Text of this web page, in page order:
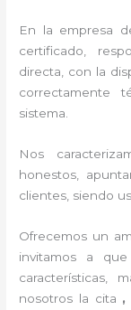
En la empresa
certificado,
directa, con la
correctamente
sistema.
Nos
honestos,
clientes, siendo
Ofrecemos un
invitamos a
características,
nosotros la cita ,